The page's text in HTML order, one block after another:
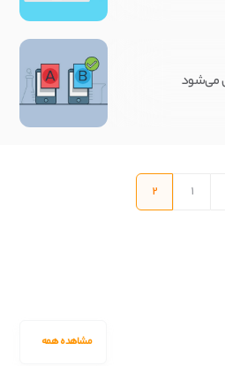
1
2
مشاهده همه